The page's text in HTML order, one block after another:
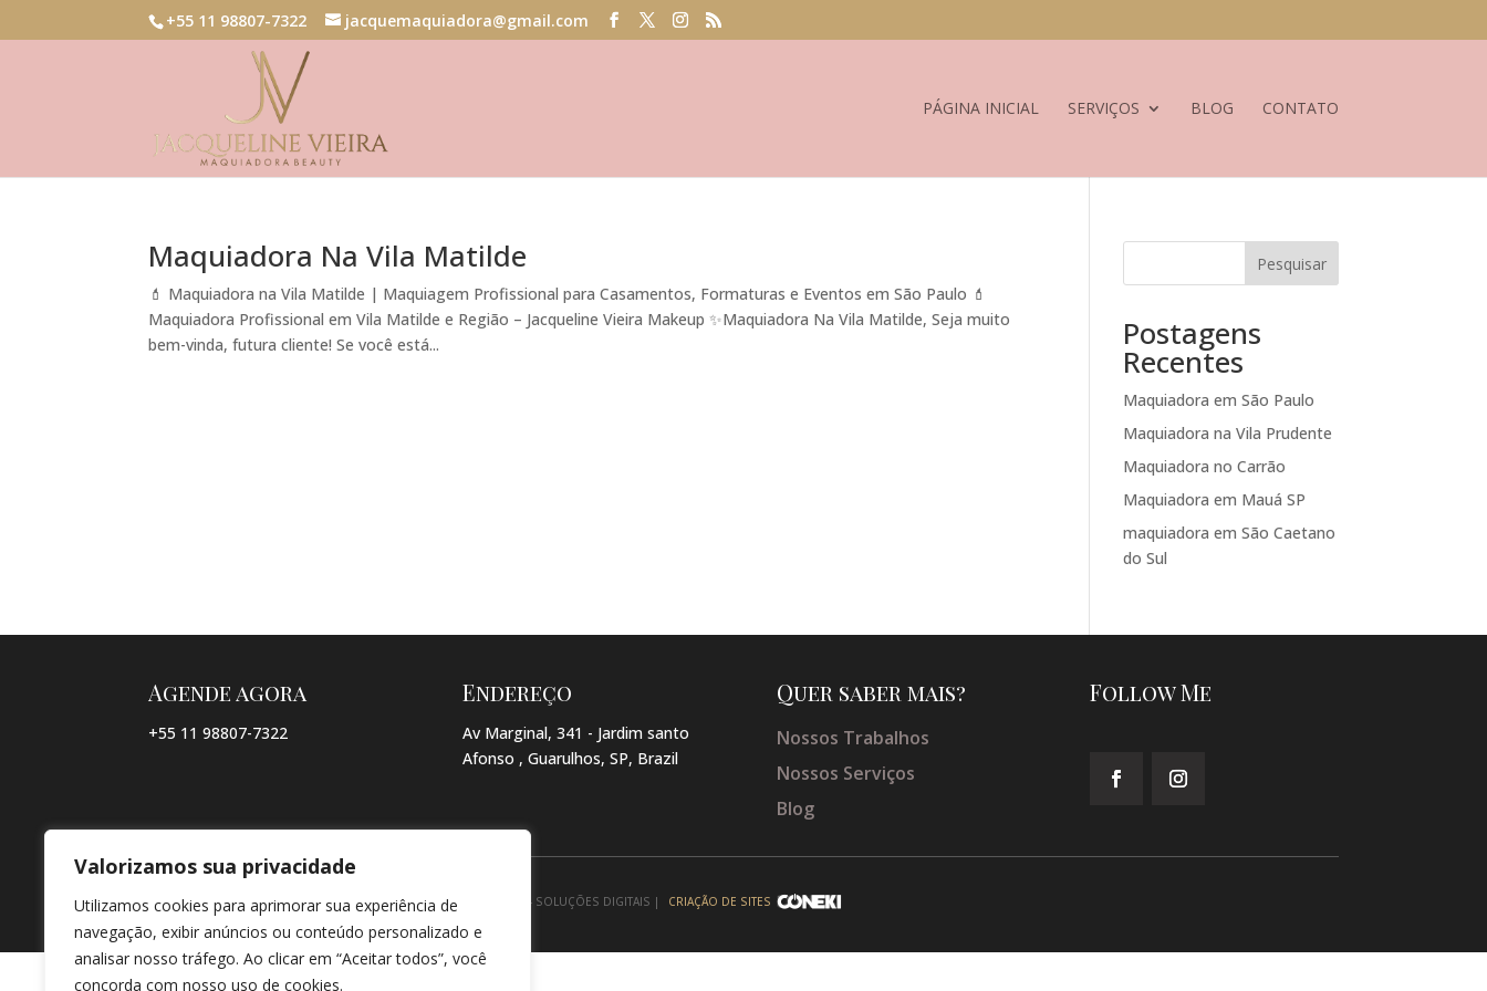
Valorizamos sua privacidade
Utilizamos cookies para aprimorar sua experiência de
navegação, exibir anúncios ou conteúdo personalizado e
analisar nosso tráfego. Ao clicar em “Aceitar todos”, você
concorda com nosso uso de cookies.
+55 11 98807-7322 jacquemaquiadora@gmail.com
PÁGINA INICIAL SERVIÇOS BLOG CONTATO
Maquiadora Na Vila Matilde
💄 Maquiadora na Vila Matilde | Maquiagem Profissional para Casamentos, Formaturas e Eventos em São Paulo 💄
Maquiadora Profissional em Vila Matilde e Região – Jacqueline Vieira Makeup ✨Maquiadora Na Vila Matilde, Seja muito
bem-vinda, futura cliente! Se você está...
Pesquisar
Postagens
Recentes
Maquiadora em São Paulo
Maquiadora na Vila Prudente
Maquiadora no Carrão
Maquiadora em Mauá SP
maquiadora em São Caetano
do Sul
Agende agora
+55 11 98807-7322
Endereço
Av Marginal, 341 - Jardim santo
Afonso , Guarulhos, SP, Brazil
Quer saber mais?
Nossos Trabalhos
Nossos Serviços
Blog
Follow Me
© COPYRIGHT 2026 → JACQUELINE VIEIRA MAKEUP → POR: CONEKI - SOLUÇÕES DIGITAIS | CRIAÇÃO DE SITES